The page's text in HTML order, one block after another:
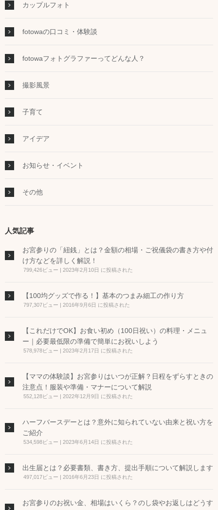
カップルフォト
fotowaの口コミ・体験談
fotowaフォトグラファーってどんな人？
撮影風景
子育て
アイデア
お知らせ・イベント
その他
人気記事
お宮参りの「紐銭」とは？金額の相場・ご祝儀袋の書き方や付
け方などを詳しく解説！
799,426ビュー | 2023年2月10日 に投稿された
【100均グッズで作る！】基本のつまみ細工の作り方
797,307ビュー | 2016年9月6日 に投稿された
【これだけでOK】お食い初め（100日祝い）の料理・メニュ
ー｜必要最低限の準備で簡単にお祝いしよう
578,978ビュー | 2023年2月17日 に投稿された
【ママの体験談】お宮参りはいつが正解？日程をずらすときの
注意点！服装や準備・マナーについて解説
552,128ビュー | 2022年12月9日 に投稿された
ハーフバースデーとは？意外に知られていない由来と祝い方を
ご紹介
534,598ビュー | 2023年6月14日 に投稿された
出生届とは？必要書類、書き方、提出手順について解説します
497,017ビュー | 2016年6月23日 に投稿された
お宮参りのお祝い金、相場はいくら？のし袋やお返しはどうす